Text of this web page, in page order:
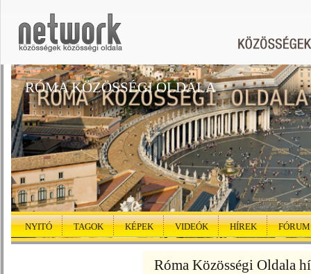
RÓMA KÖZÖSSÉGI OLDALA
NYITÓ TAGOK KÉPEK VIDEÓK HÍREK FÓRUM
Róma Közösségi Oldala